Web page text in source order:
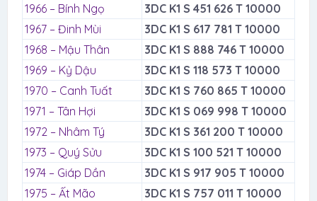
1966 – Bính Ngọ
3DC K1 S 451 626 T 10000
1967 – Đinh Mùi
3DC K1 S 617 781 T 10000
1968 – Mậu Thân
3DC K1 S 888 746 T 10000
1969 – Kỷ Dậu
3DC K1 S 118 573 T 10000
1970 – Canh Tuất
3DC K1 S 760 865 T 10000
1971 – Tân Hợi
3DC K1 S 069 998 T 10000
1972 – Nhâm Tý
3DC K1 S 361 200 T 10000
1973 – Quý Sửu
3DC K1 S 100 521 T 10000
1974 – Giáp Dần
3DC K1 S 917 905 T 10000
1975 – Ất Mão
3DC K1 S 757 011 T 10000